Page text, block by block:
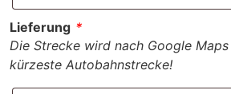
Lieferung *
Die Strecke wird nach Google
kürzeste Autobahnstrecke!